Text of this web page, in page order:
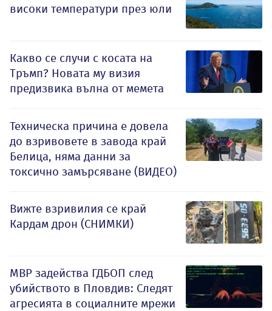
високи температури през юли
Какво се случи с косата на
Тръмп? Новата му визия
предизвика вълна от мемета
Техническа причина е довела
до взривовете в завода край
Белица, няма данни за
токсично замърсяване (ВИДЕО)
Вижте взривилия се край
Кардам дрон (СНИМКИ)
МВР задейства ГДБОП след
убийството в Пловдив: Следят
агресията в социалните мрежи